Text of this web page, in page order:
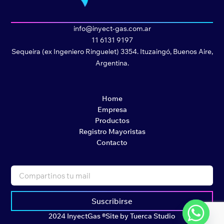
info@inyect-gas.com.ar
11 6131 9197
Sequeira (ex Ingeniero Ringuelet) 3354. Ituzaingó, Buenos Aire,
Argentina.
Home
Empresa
Productos
Registro Mayoristas
Contacto
Suscribirse
2024 InyectGas ®Site by Tuerca Studio